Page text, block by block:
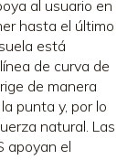
al usuario en
hasta el último
está
de curva de
de manera
punta y, por lo
natural. Las
apoyan el